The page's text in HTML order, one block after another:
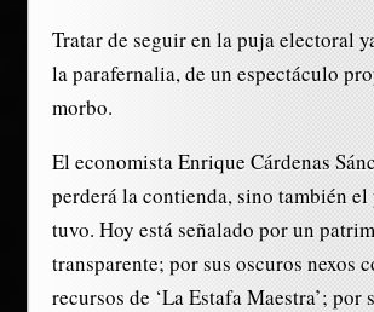
Tratar de seguir en la puja electoral
la parafernalia, de un espectáculo
morbo.
El economista Enrique Cárdenas
perderá la contienda, sino también
tuvo. Hoy está señalado por un
transparente; por sus oscuros nexos
recursos de ‘La Estafa Maestra’; por